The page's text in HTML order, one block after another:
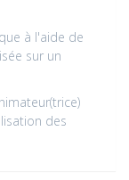
à l'aide de
sur un
des